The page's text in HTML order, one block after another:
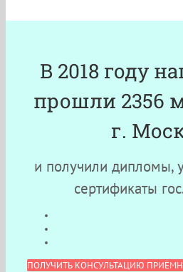
В 2018 году
прошли 2356
г.
и получили дипломы,
сертификаты
ПОЛУЧИТЬ КОНСУЛЬТАЦИЮ